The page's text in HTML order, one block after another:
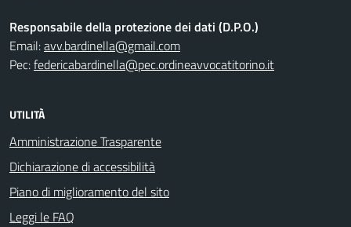
Responsabile della protezione dei dati (D.P.O.)
Email:avv.bardinella@gmail.com
Pec:federicabardinella@pec.ordineavvocatitorino.it
UTILITÀ
Amministrazione Trasparente
Dichiarazione di accessibilità
Piano di miglioramento del sito
Leggi le FAQ